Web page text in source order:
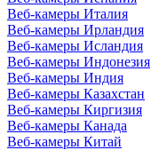
Веб-камеры Италия
Веб-камеры Ирландия
Веб-камеры Исландия
Веб-камеры Индонезия
Веб-камеры Индия
Веб-камеры Казахстан
Веб-камеры Киргизия
Веб-камеры Канада
Веб-камеры Китай